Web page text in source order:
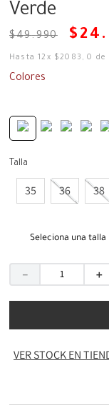
Verde
$49.990 $ 24 .
Hasta12 x $2083 ,0 de
Colores
Talla
35 36 38
Seleciona una
＋
－
VER STOCK EN